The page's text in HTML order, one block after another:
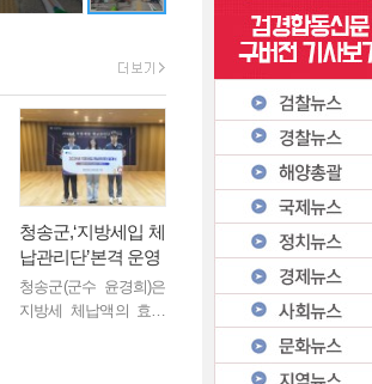
청송군,‘지방세입 체
납관리단’본격 운영
청송군(군수 윤경희)은
지방세 체납액의 효율